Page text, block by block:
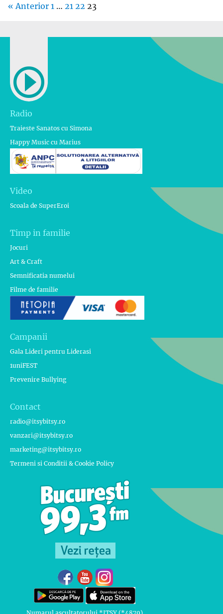
« Anterior 1 … 21 22 23
Radio
Traieste Sanatos cu Simona
Happy Music cu Marius
Video
Scoala de SuperEroi
Timp in familie
Jocuri
Art & Craft
Semnificatia numelui
Filme de familie
Campanii
Gala Lideri pentru Liderasi
1uniFEST
Prevenire Bullying
Contact
radio@itsybitsy.ro
vanzari@itsybitsy.ro
marketing@itsybitsy.ro
Termeni si Conditii & Cookie Policy